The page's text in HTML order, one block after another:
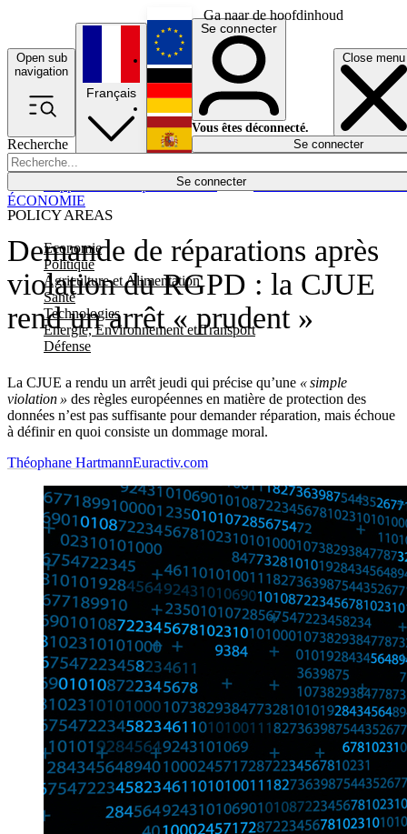
Ga naar de hoofdinhoud
Open sub
navigation
Close menu
Recherche
Se connecter
POLICY AREAS
Economie
Politique
Agriculture et Alimentation
Santé
Technologies
Energie, Environnement et Transport
Défense
Économie
Français
English
Deutsch
Español
Se connecter
Vous êtes déconnecté.
Se connecter
Demande de réparations après
violation du RGPD : la CJUE
rend un arrêt « prudent »
La CJUE a rendu un arrêt jeudi qui précise qu’une « simple
violation » des règles européennes en matière de protection des
données n’est pas suffisante pour demander réparation, mais échoue
à définir en quoi consiste un dommage moral.
ÉCONOMIE
Théophane HartmannEuractiv.com